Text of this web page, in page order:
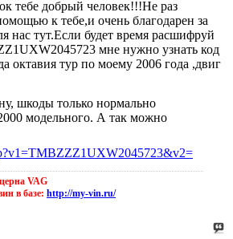
тебе добрый человек!!!Не раз
к тебе,и очень благодарен за
нас тут.Если будет время расшифруй
мне нужно узнать код
октавия тур по моему 2006 года ,двиг
шкоды только нормально
модельного. А так можно
VAG
в базе: http://my-vin.ru/